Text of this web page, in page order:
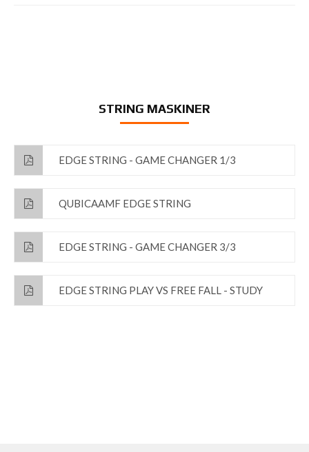
STRING MASKINER
EDGE STRING - GAME CHANGER 1/3
QUBICAAMF EDGE STRING
EDGE STRING - GAME CHANGER 3/3
EDGE STRING PLAY VS FREE FALL - STUDY